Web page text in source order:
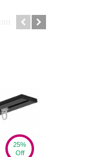
25%
Off